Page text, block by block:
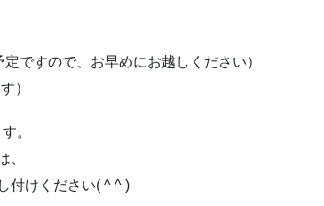
ですので、お早めにお越しください）
）
。
、
付けください( ^ ^ )